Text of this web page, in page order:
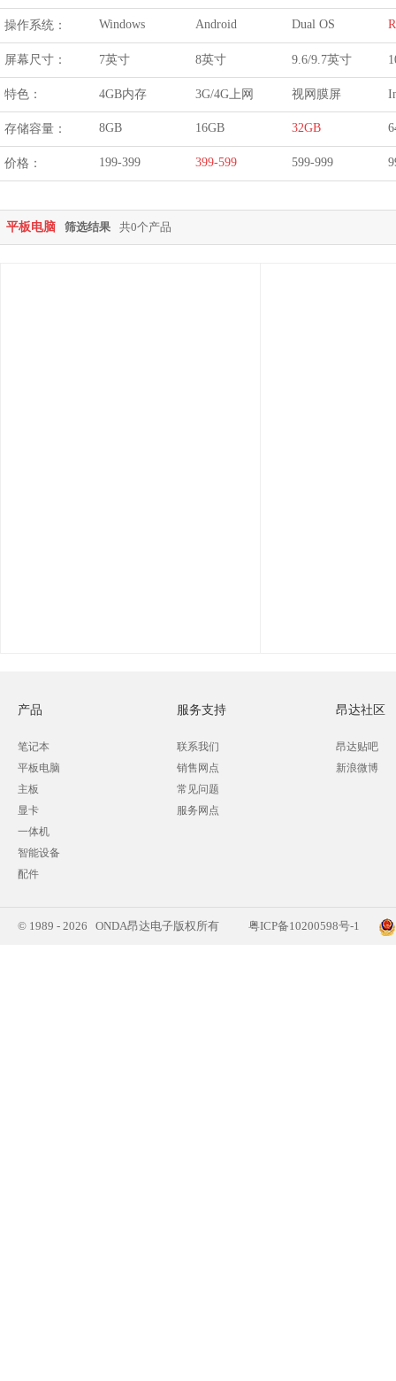
操作系统： Windows Android Dual OS
屏幕尺寸： 7英寸 8英寸 9.6/9.7英寸
特色： 4GB内存 3G/4G上网 视网膜屏
存储容量： 8GB 16GB 32GB
价格： 199-399 399-599 599-999
平板电脑 筛选结果 共0个产品
产品
笔记本
平板电脑
主板
显卡
一体机
智能设备
配件
服务支持
联系我们
销售网点
常见问题
服务网点
昂达社区
昂达贴吧
新浪微博
© 1989 - 2026 ONDA昂达电子版权所有 粤ICP备10200598号-1